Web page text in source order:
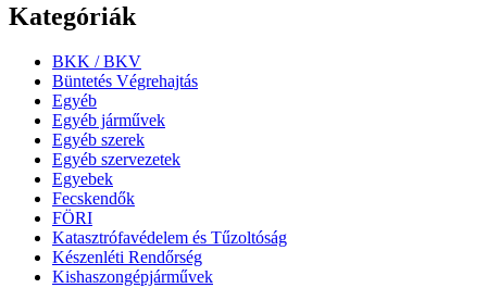
Kategóriák
BKK / BKV
Büntetés Végrehajtás
Egyéb
Egyéb járművek
Egyéb szerek
Egyéb szervezetek
Egyebek
Fecskendők
FÖRI
Katasztrófavédelem és Tűzoltóság
Készenléti Rendőrség
Kishaszongépjárművek